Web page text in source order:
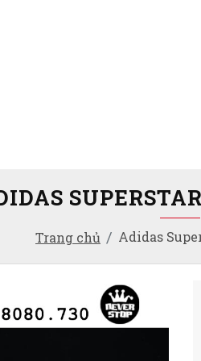
Trang chủ Adidas